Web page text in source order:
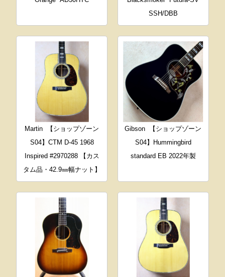
SSH/DBB
Martin
【ショップゾーン
S04】CTM D-45 1968
Inspired #2970288 【カス
タム品・42.9㎜幅ナット】
Gibson
【ショップゾーン
S04】Hummingbird
standard EB 2022年製